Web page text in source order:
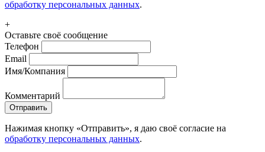
обработку персональных данных.
+
Оставьте своё сообщение
Телефон
Email
Имя/Компания
Комментарий
Отправить
Нажимая кнопку «Отправить», я даю своё согласие на
обработку персональных данных.